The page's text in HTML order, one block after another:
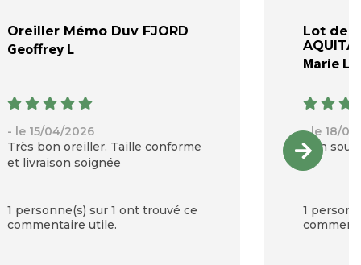
Oreiller Mémo Duv FJORD
Geoffrey L
- le 15/04/2026
Très bon oreiller. Taille conforme
et livraison soignée
1 personne(s) sur 1 ont trouvé ce
commentaire utile.
Lot de
Marie L
- le 18/
Bon
1